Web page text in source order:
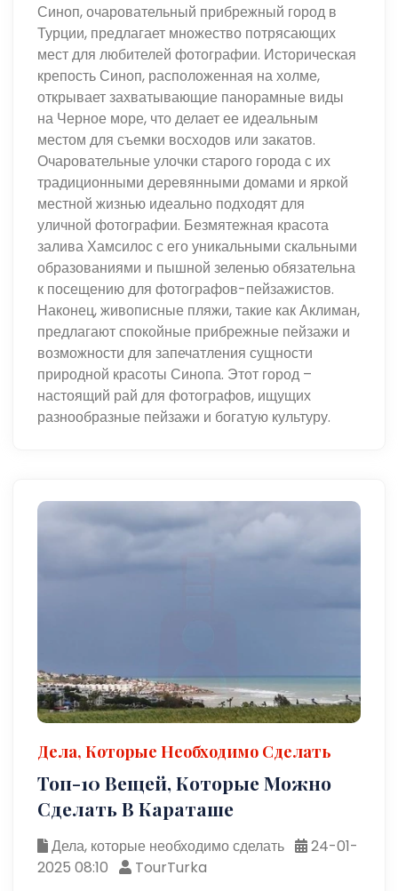
Синоп, очаровательный прибрежный город в
Турции, предлагает множество потрясающих
мест для любителей фотографии. Историческая
крепость Синоп, расположенная на холме,
открывает захватывающие панорамные виды
на Черное море, что делает ее идеальным
местом для съемки восходов или закатов.
Очаровательные улочки старого города с их
традиционными деревянными домами и яркой
местной жизнью идеально подходят для
уличной фотографии. Безмятежная красота
залива Хамсилос с его уникальными скальными
образованиями и пышной зеленью обязательна
к посещению для фотографов-пейзажистов.
Наконец, живописные пляжи, такие как Аклиман,
предлагают спокойные прибрежные пейзажи и
возможности для запечатления сущности
природной красоты Синопа. Этот город –
настоящий рай для фотографов, ищущих
разнообразные пейзажи и богатую культуру.
Дела, Которые Необходимо Сделать
Топ-10 Вещей, Которые Можно
Сделать В Караташе
Дела, которые необходимо сделать
24-01-
2025 08:10
TourTurka